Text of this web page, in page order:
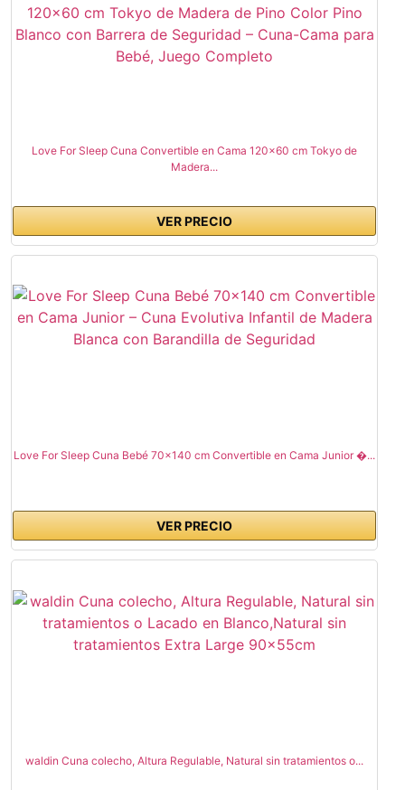
Love For Sleep Cuna Convertible en Cama 120x60 cm Tokyo de
Madera...
VER PRECIO
Love For Sleep Cuna Bebé 70x140 cm Convertible en Cama Junior �...
VER PRECIO
waldin Cuna colecho, Altura Regulable, Natural sin tratamientos o...